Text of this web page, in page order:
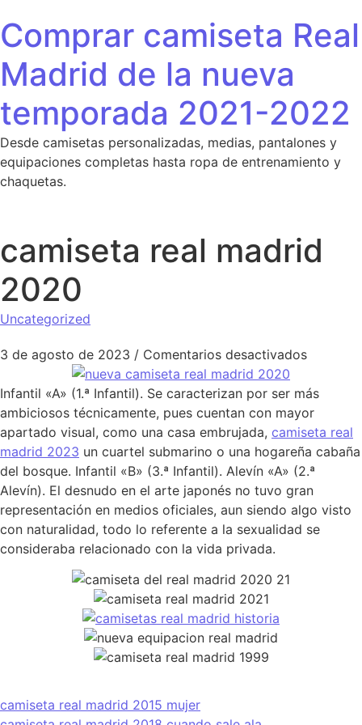
Comprar camiseta Real
Madrid de la nueva
temporada 2021-2022
Desde camisetas personalizadas, medias, pantalones y
equipaciones completas hasta ropa de entrenamiento y
chaquetas.
camiseta real madrid
2020
Uncategorized
3 de agosto de 2023 / Comentarios desactivadosen
Infantil «A» (1.ª Infantil). Se caracterizan por ser más
ambiciosos técnicamente, pues cuentan con mayor
apartado visual, como una casa embrujada, camiseta real
madrid 2023 un cuartel submarino o una hogareña cabaña
del bosque. Infantil «B» (3.ª Infantil). Alevín «A» (2.ª
Alevín). El desnudo en el arte japonés no tuvo gran
representación en medios oficiales, aun siendo algo visto
con naturalidad, todo lo referente a la sexualidad se
consideraba relacionado con la vida privada.
camiseta real madrid 2015 mujer